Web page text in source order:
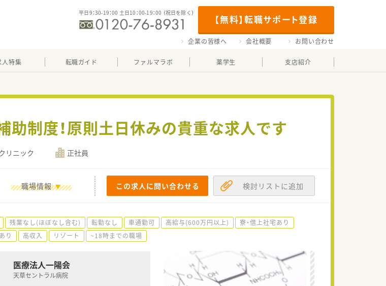
【無料】転職サポート登録
平日9：30-19：00 土日10：00-19：00 （祝日を除く）
企業の皆様へ 会社概要 お問い合わせ
人特集 転職ガイド ファルマラボ 薬学生 支店紹介
制度！原則土日休みの貴重な求人です
リニック 正社員
職場情報 この求人に問い合わせる 検討リストに追加
残業なし(ほぼなし含む) 転勤なし 車通勤可 高給与(600万円以上)
寮・借上社宅あり
り 高収入 リゾート ~18時までの職場
医療法人一陽会
天草セントラル病院